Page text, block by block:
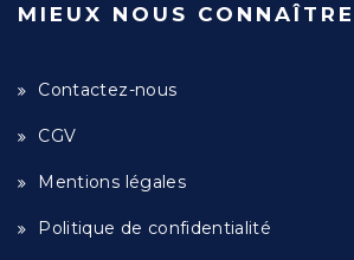
MIEUX NOUS CONNAÎTRE
Contactez-nous
CGV
Mentions légales
Politique de confidentialité